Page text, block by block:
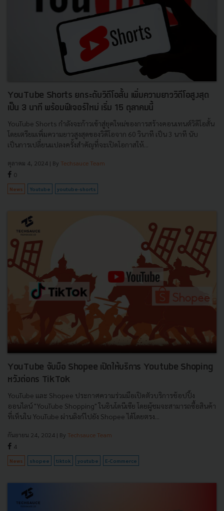
YouTube Shorts ยกระดับวิดีโอสั้น เพิ่มความยาววิดีโอสูงสุด
เป็น 3 นาที พร้อมฟีเจอร์ใหม่ เริ่ม 15 ตุลาคมนี้
YouTube Shorts กำลังจะก้าวเข้าสู่ยุคใหม่ของการสร้างคอนเทนต์วิดีโอสั้น
โดยเตรียมเพิ่มความยาวสูงสุดของวิดีโอจาก 60 วินาที เป็น 3 นาที นับ
เป็นการเปลี่ยนแปลงครั้งสำคัญที่จะเปิดโอกาสให้...
ตุลาคม 4, 2024 | By Techsauce Team
0
News Youtube youtube-shorts
YouTube จับมือ Shopee เปิดให้บริการ Youtube Shoping
หวังต่อกร TikTok
YouTube และ Shopee ประกาศความร่วมมือเปิดตัวบริการช้อปปิ้ง
ออนไลน์ "YouTube Shopping" ในอินโดนีเซีย โดยผู้ชมจะสามารถซื้อสินค้า
ที่เห็นใน YouTube ผ่านลิงก์ไปยัง Shopee ได้โดยตรง...
กันยายน 24, 2024 | By Techsauce Team
4
News shopee tiktok youtube E-Commerce